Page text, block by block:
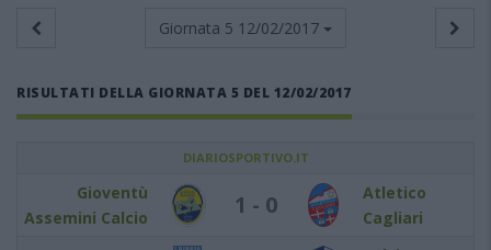
Giornata 5 12/02/2017
RISULTATI DELLA GIORNATA 5 DEL 12/02/2017
DIARIOSPORTIVO.IT
Gioventù
Assemini Calcio
1 - 0
Atletico
Cagliari